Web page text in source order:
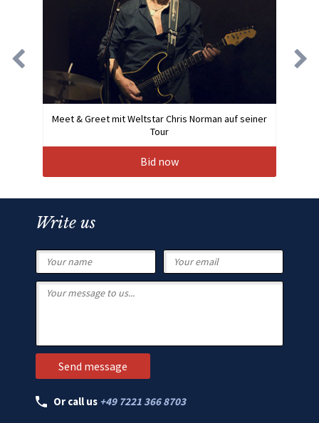
Meet & Greet mit Weltstar Chris Norman auf seiner
Tour
Bid now
Write us
Or call us +49 7221 366 8703